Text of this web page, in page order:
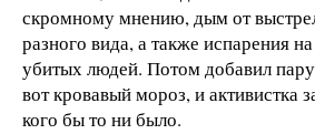
скромному мнению, дым от
разного вида, а также испарения
убитых людей. Потом добавил
вот кровавый мороз, и активистка
кого бы то ни было.